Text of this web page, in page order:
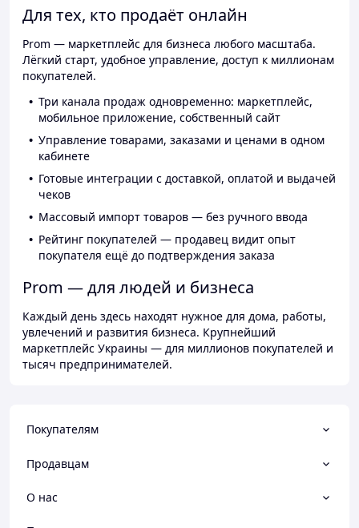
Для тех, кто продаёт онлайн
Prom — маркетплейс для бизнеса любого масштаба.
Лёгкий старт, удобное управление, доступ к миллионам
покупателей.
Три канала продаж одновременно: маркетплейс,
мобильное приложение, собственный сайт
Управление товарами, заказами и ценами в одном
кабинете
Готовые интеграции с доставкой, оплатой и выдачей
чеков
Массовый импорт товаров — без ручного ввода
Рейтинг покупателей — продавец видит опыт
покупателя ещё до подтверждения заказа
Prom — для людей и бизнеса
Каждый день здесь находят нужное для дома, работы,
увлечений и развития бизнеса. Крупнейший
маркетплейс Украины — для миллионов покупателей и
тысяч предпринимателей.
Покупателям
Продавцам
О нас